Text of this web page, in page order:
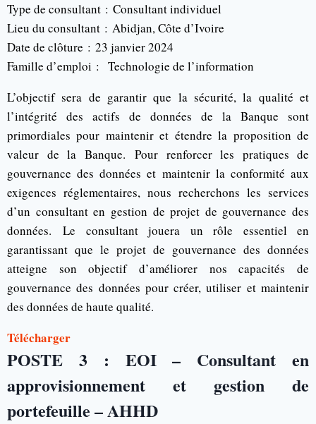
Type de consultant : Consultant individuel
Lieu du consultant : Abidjan, Côte d’Ivoire
Date de clôture : 23 janvier 2024
Famille d’emploi : Technologie de l’information
L’objectif sera de garantir que la sécurité, la qualité et
l’intégrité des actifs de données de la Banque sont
primordiales pour maintenir et étendre la proposition de
valeur de la Banque. Pour renforcer les pratiques de
gouvernance des données et maintenir la conformité aux
exigences réglementaires, nous recherchons les services
d’un consultant en gestion de projet de gouvernance des
données. Le consultant jouera un rôle essentiel en
garantissant que le projet de gouvernance des données
atteigne son objectif d’améliorer nos capacités de
gouvernance des données pour créer, utiliser et maintenir
des données de haute qualité.
Télécharger
POSTE 3 : EOI – Consultant en
approvisionnement et gestion de
portefeuille – AHHD